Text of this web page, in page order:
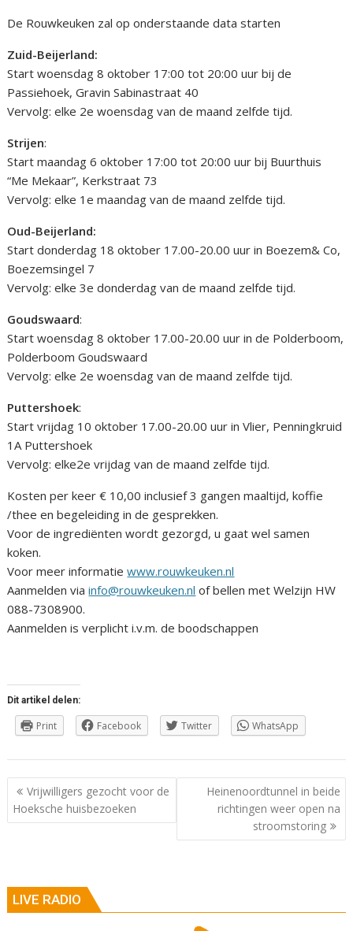
De Rouwkeuken zal op onderstaande data starten
Zuid-Beijerland:
Start woensdag 8 oktober 17:00 tot 20:00 uur bij de
Passiehoek, Gravin Sabinastraat 40
Vervolg: elke 2e woensdag van de maand zelfde tijd.
Strijen:
Start maandag 6 oktober 17:00 tot 20:00 uur bij Buurthuis
“Me Mekaar”, Kerkstraat 73
Vervolg: elke 1e maandag van de maand zelfde tijd.
Oud-Beijerland:
Start donderdag 18 oktober 17.00-20.00 uur in Boezem& Co,
Boezemsingel 7
Vervolg: elke 3e donderdag van de maand zelfde tijd.
Goudswaard:
Start woensdag 8 oktober 17.00-20.00 uur in de Polderboom,
Polderboom Goudswaard
Vervolg: elke 2e woensdag van de maand zelfde tijd.
Puttershoek:
Start vrijdag 10 oktober 17.00-20.00 uur in Vlier, Penningkruid
1A Puttershoek
Vervolg: elke2e vrijdag van de maand zelfde tijd.
Kosten per keer € 10,00 inclusief 3 gangen maaltijd, koffie
/thee en begeleiding in de gesprekken.
Voor de ingrediënten wordt gezorgd, u gaat wel samen
koken.
Voor meer informatiewww.rouwkeuken.nl
Aanmelden viainfo@rouwkeuken.nl of bellen met Welzijn HW
088-7308900.
Aanmelden is verplicht i.v.m. de boodschappen
Dit artikel delen:
Print Facebook Twitter WhatsApp
Berichtnavigatie
Vrijwilligers gezocht voor de
Hoeksche huisbezoeken
Heinenoordtunnel in beide
richtingen weer open na
stroomstoring
LIVE RADIO